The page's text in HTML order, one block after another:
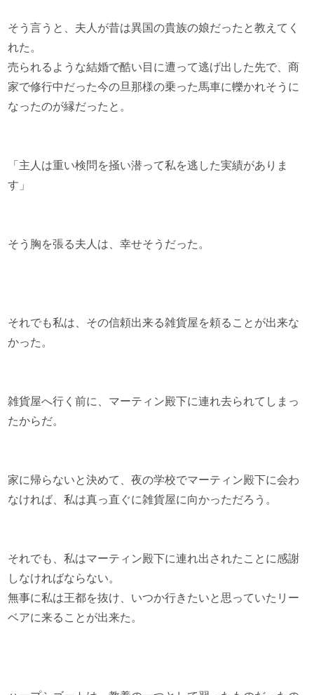
そう言うと、夫人が昔は異国の貴族の娘だったと教えてく
れた。
売られるような結婚で酷い目に遭って逃げ出した先で、商
家で修行中だった今の旦那様の乗った馬車に轢かれそうに
なったのが縁だったと。
「主人は重い検問を掻い潜って私を逃した実績がありま
す」
そう胸を張る夫人は、幸せそうだった。
それでも私は、その信頼出来る雑貨屋を頼ることが出来な
かった。
雑貨屋へ行く前に、マーティン殿下に連れ去られてしまっ
たからだ。
家に帰らないと決めて、夜の学校でマーティン殿下に会わ
なければ、私は真っ直ぐに雑貨屋に向かっただろう。
それでも、私はマーティン殿下に連れ出されたことに感謝
しなければならない。
無事に私は王都を抜け、いつか行きたいと思っていたリー
ベアに来ることが出来た。